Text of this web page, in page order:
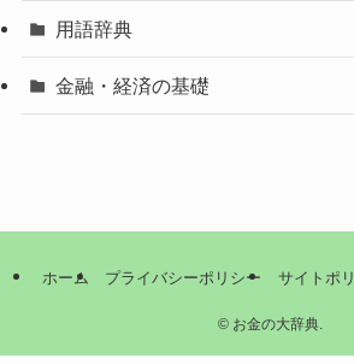
用語辞典
金融・経済の基礎
ホーム プライバシーポリシー サイトポ
©お金の大辞典.